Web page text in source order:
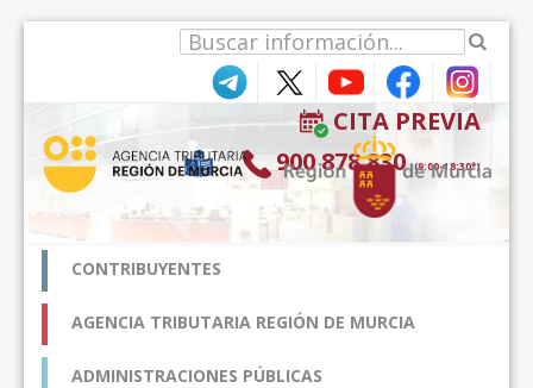
CITA PREVIA
900 878 830 (9:00-18:30*)
CONTRIBUYENTES
AGENCIA TRIBUTARIA REGIÓN DE MURCIA
ADMINISTRACIONES PÚBLICAS